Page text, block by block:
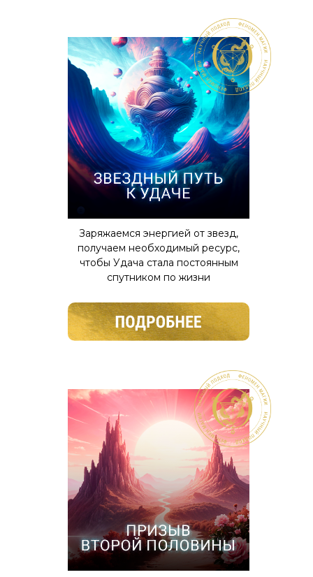
Заряжаемся энергией от звезд,
получаем необходимый ресурс,
чтобы Удача стала постоянным
спутником по жизни